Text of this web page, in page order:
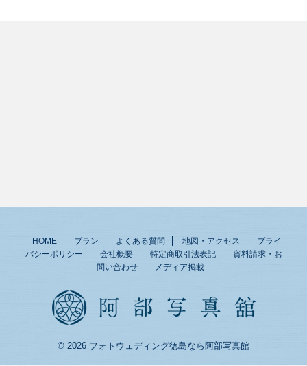
HOME プラン よくある質問 地図・アクセス
プライ
バシーポリシー
会社概要 特定商取引法表記
資料請求・お
問い合わせ
メディア掲載
© 2026 フォトウェディング徳島なら阿部写真館